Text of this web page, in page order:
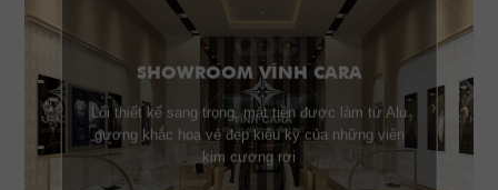
SHOWROOM VĨNH CARA
Lối thiết kế sang trọng, mặt tiền được làm từ Alu
gương khắc hoạ vẻ đẹp kiêu kỳ của những viên
kim cương rơi